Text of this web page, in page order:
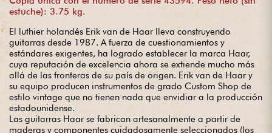
estuche): 3.75 kg.
El luthier holandés Erik van de Haar lleva construyendo
guitarras desde 1987. A fuerza de cuestionamientos y
estándares exigentes, ha logrado establecer la marca Haar,
cuya reputación de excelencia ahora se extiende mucho más
allá de las fronteras de su país de origen. Erik van de Haar y
su equipo producen instrumentos de grado Custom Shop de
estilo vintage que no tienen nada que envidiar a la producción
estadounidense.
Las guitarras Haar se fabrican artesanalmente a partir de
maderas y componentes cuidadosamente seleccionados (los